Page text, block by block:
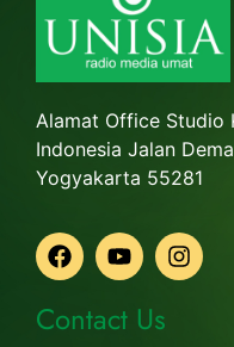
Alamat Office Studio
Indonesia Jalan
Yogyakarta 55281
Contact Us